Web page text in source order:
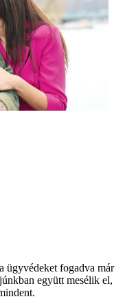
ügyvédeket fogadva már
együtt mesélik el,